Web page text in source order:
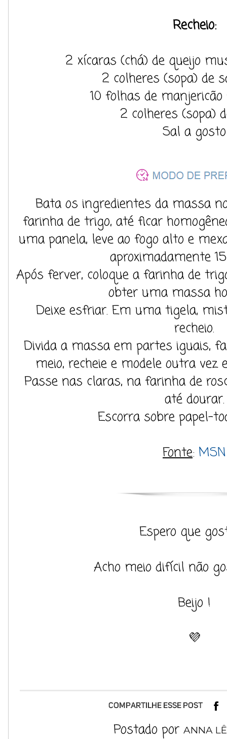
Recheio:
2 xícaras (chá) de queijo
2 colheres (sopa) de
10 folhas de manjericão
2 colheres (sopa)
Sal a gosto
Bata os ingredientes da massa
farinha de trigo, até ficar
uma panela, leve ao fogo alto e
aproximadamente
Após ferver, coloque a farinha de
obter uma massa
Deixe esfriar. Em uma tigela,
recheio.
Divida a massa em partes iguais,
meio, recheie e modele outra
Passe nas claras, na farinha de
até dourar.
Escorra sobre papel-
Fonte: MSN
Espero que
Acho meio difícil não
Beijo !
💜
Postado por ANNA LÊ